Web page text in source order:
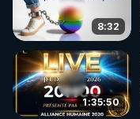
8:32
1:35:50